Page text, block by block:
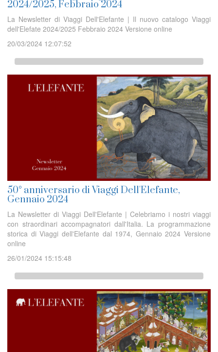
2024/2025, Febbraio 2024
La Newsletter di Viaggi Dell'Elefante | Il nuovo catalogo Viaggi
dell'Elefate 2024/2025 Febbraio 2024 Versione online
20/03/2024 12:07:52
50° anniversario di Viaggi Dell'Elefante,
Gennaio 2024
La Newsletter di Viaggi Dell'Elefante | Celebriamo i nostri viaggi
con straordinari accompagnatori dall'Italia. La programmazione
storica di Viaggi dell'Elefante dal 1974, Gennaio 2024 Versione
online
26/01/2024 15:15:48